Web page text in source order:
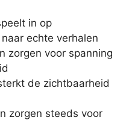
in op
echte verhalen
zorgen voor spanning
de zichtbaarheid
zorgen steeds voor